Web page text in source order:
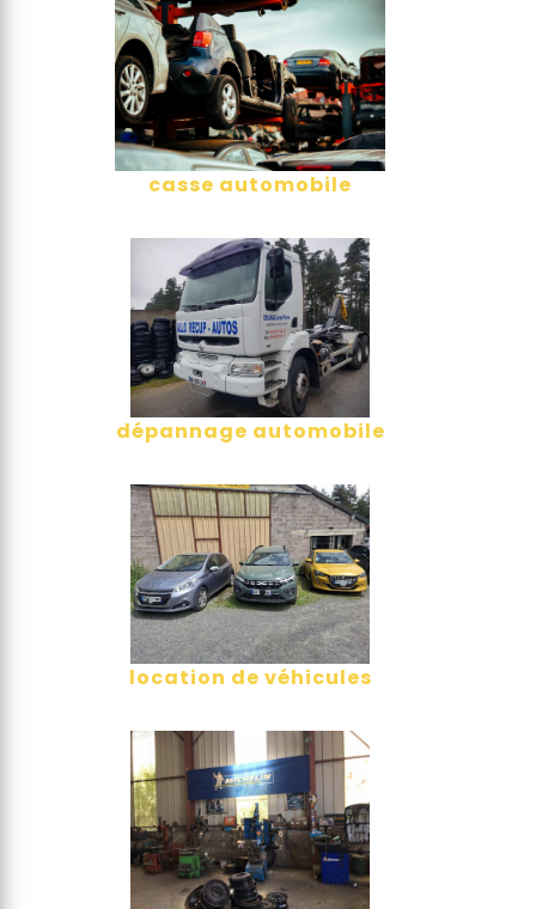
casse automobile
dépannage automobile
location de véhicules